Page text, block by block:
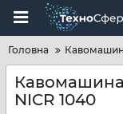
Головна
Кавомашина
NICR 1040